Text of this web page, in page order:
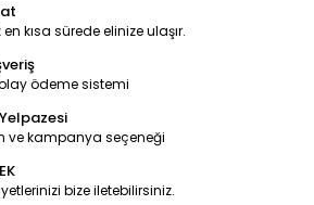
kısa sürede elinize ulaşır.
ödeme sistemi
ve kampanya seçeneği
bize iletebilirsiniz.